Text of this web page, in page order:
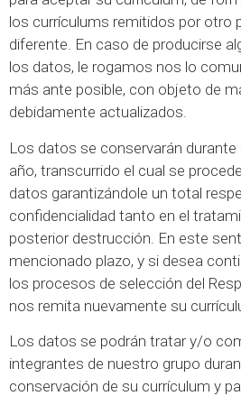
los currículums remitidos por otro
diferente. En caso de producirse
los datos, le rogamos nos lo
más ante posible, con objeto de
debidamente actualizados.
Los datos se conservarán
año, transcurrido el cual se
datos garantizándole un total
confidencialidad tanto en el
posterior destrucción. En este
mencionado plazo, y si desea
los procesos de selección del
nos remita nuevamente su
Los datos se podrán tratar y/o
integrantes de nuestro grupo
conservación de su currículum y